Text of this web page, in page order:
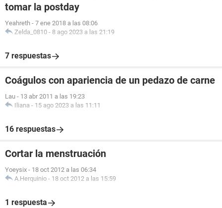
tomar la postday
Yeahreth - 7 ene 2018 a las 08:06
Zelda_0810 - 8 ago 2023 a las 21:19
7 respuestas
Coágulos con apariencia de un pedazo de carne
Lau - 13 abr 2011 a las 19:23
Iliana - 15 ago 2023 a las 11:11
16 respuestas
Cortar la menstruación
Yoeysix - 18 oct 2012 a las 06:34
A.Herquinio - 18 oct 2012 a las 15:59
1 respuesta